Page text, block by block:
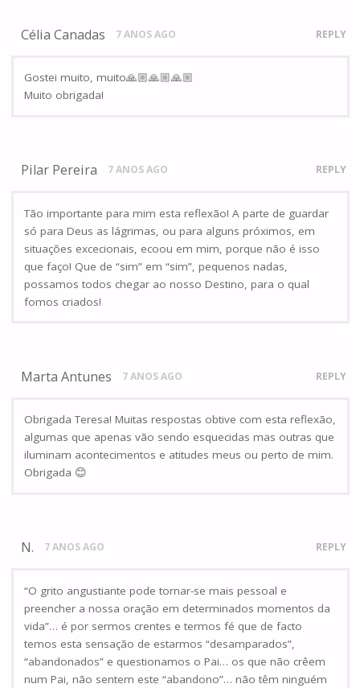
Célia Canadas 7 ANOS AGO REPLY
Gostei muito, muito🙏🏼🙏🏼🙏🏼
Muito obrigada!
Pilar Pereira 7 ANOS AGO REPLY
Tão importante para mim esta reflexão! A parte de guardar
só para Deus as lágrimas, ou para alguns próximos, em
situações excecionais, ecoou em mim, porque não é isso
que faço! Que de “sim” em “sim”, pequenos nadas,
possamos todos chegar ao nosso Destino, para o qual
fomos criados!
Marta Antunes 7 ANOS AGO REPLY
Obrigada Teresa! Muitas respostas obtive com esta reflexão,
algumas que apenas vão sendo esquecidas mas outras que
iluminam acontecimentos e atitudes meus ou perto de mim.
Obrigada 😊
N. 7 ANOS AGO REPLY
“O grito angustiante pode tornar-se mais pessoal e
preencher a nossa oração em determinados momentos da
vida”… é por sermos crentes e termos fé que de facto
temos esta sensação de estarmos “desamparados”,
“abandonados” e questionamos o Pai… os que não crêem
num Pai, não sentem este “abandono”… não têm ninguém